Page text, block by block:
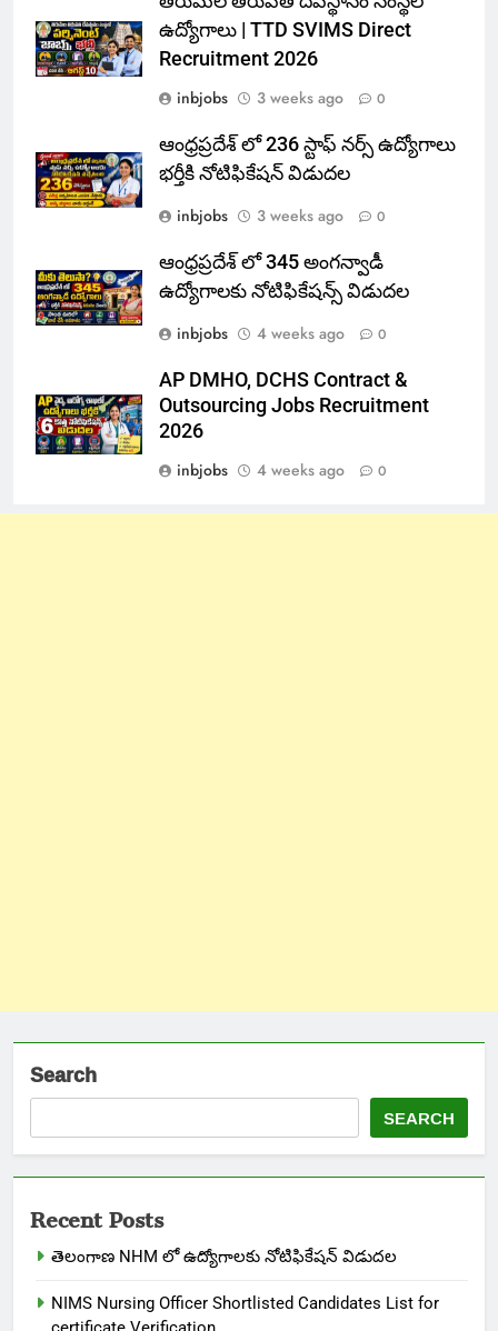
ఉద్యోగాలు | TTD SVIMS Direct
Recruitment 2026
inbjobs
3 weeks ago 0
ఆంధ్రప్రదేశ్ లో 236 స్టాఫ్ నర్స్ ఉద్యోగాలు
భర్తీకి నోటిఫికేషన్ విడుదల
inbjobs
3 weeks ago 0
ఆంధ్రప్రదేశ్ లో 345 అంగన్వాడీ
ఉద్యోగాలకు నోటిఫికేషన్స్ విడుదల
inbjobs
4 weeks ago 0
AP DMHO, DCHS Contract &
Outsourcing Jobs Recruitment
2026
inbjobs
4 weeks ago 0
Search
SEARCH
Recent Posts
తెలంగాణ NHM లో ఉద్యోగాలకు నోటిఫికేషన్ విడుదల
NIMS Nursing Officer Shortlisted Candidates List for